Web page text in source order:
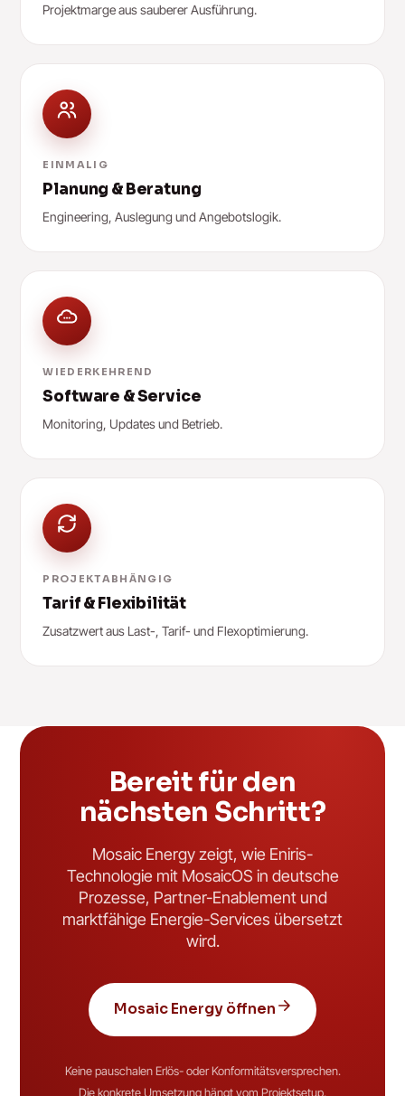
Projektmarge aus sauberer Ausführung.
EINMALIG
Planung & Beratung
Engineering, Auslegung und Angebotslogik.
WIEDERKEHREND
Software & Service
Monitoring, Updates und Betrieb.
PROJEKTABHÄNGIG
Tarif & Flexibilität
Zusatzwert aus Last-, Tarif- und Flexoptimierung.
Bereit für den
nächsten Schritt?
Mosaic Energy zeigt, wie Eniris-
Technologie mit MosaicOS in deutsche
Prozesse, Partner-Enablement und
marktfähige Energie-Services übersetzt
wird.
Mosaic Energy öffnen
Keine pauschalen Erlös- oder Konformitätsversprechen.
Die konkrete Umsetzung hängt vom Projektsetup,